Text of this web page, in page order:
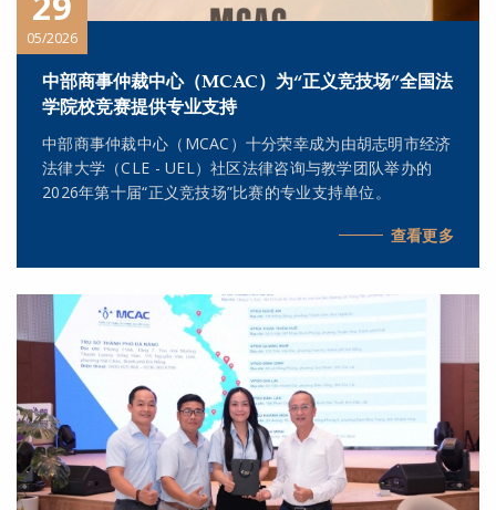
05/2026
中部商事仲裁中心（MCAC）为“正义竞技场”全国法
学院校竞赛提供专业支持
中部商事仲裁中心（MCAC）十分荣幸成为由胡志明市经济
法律大学（CLE - UEL）社区法律咨询与教学团队举办的
2026年第十届“正义竞技场”比赛的专业支持单位。
查看更多